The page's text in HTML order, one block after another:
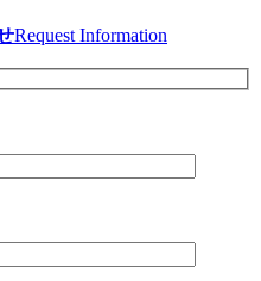
Request Information